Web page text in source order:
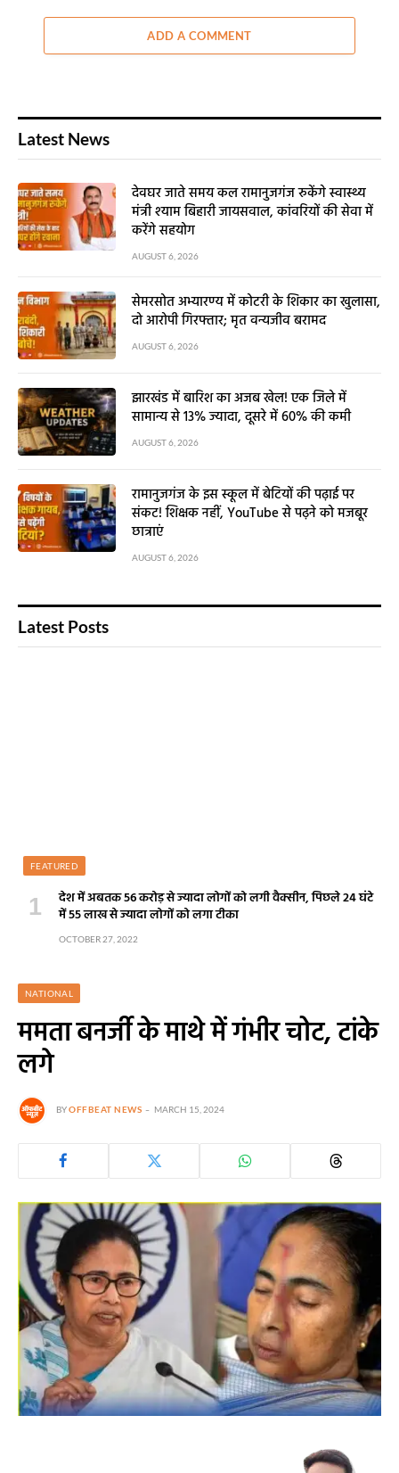
ADD A COMMENT
Latest News
देवघर जाते समय कल रामानुजगंज रुकेंगे स्वास्थ्य
मंत्री श्याम बिहारी जायसवाल, कांवरियों की सेवा में
करेंगे सहयोग
AUGUST 6, 2026
सेमरसोत अभ्यारण्य में कोटरी के शिकार का खुलासा,
दो आरोपी गिरफ्तार; मृत वन्यजीव बरामद
AUGUST 6, 2026
झारखंड में बारिश का अजब खेल! एक जिले में
सामान्य से 13% ज्यादा, दूसरे में 60% की कमी
AUGUST 6, 2026
रामानुजगंज के इस स्कूल में बेटियों की पढ़ाई पर
संकट! शिक्षक नहीं, YouTube से पढ़ने को मजबूर
छात्राएं
AUGUST 6, 2026
Latest Posts
FEATURED
देश में अबतक 56 करोड़ से ज्यादा लोगों को लगी वैक्सीन, पिछले 24 घंटे
में 55 लाख से ज्यादा लोगों को लगा टीका
OCTOBER 27, 2022
NATIONAL
ममता बनर्जी के माथे में गंभीर चोट, टांके
लगे
BYOFFBEAT NEWS MARCH 15, 2024